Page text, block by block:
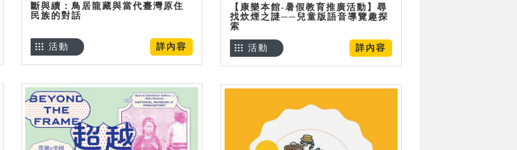
斷與續：鳥居龍藏與當代臺灣原住
民族的對話
詳內容
活動
【康樂本館-暑假教育推廣活動】尋
找炊煙之謎──兒童版語音導覽趣探
索
詳內容
活動